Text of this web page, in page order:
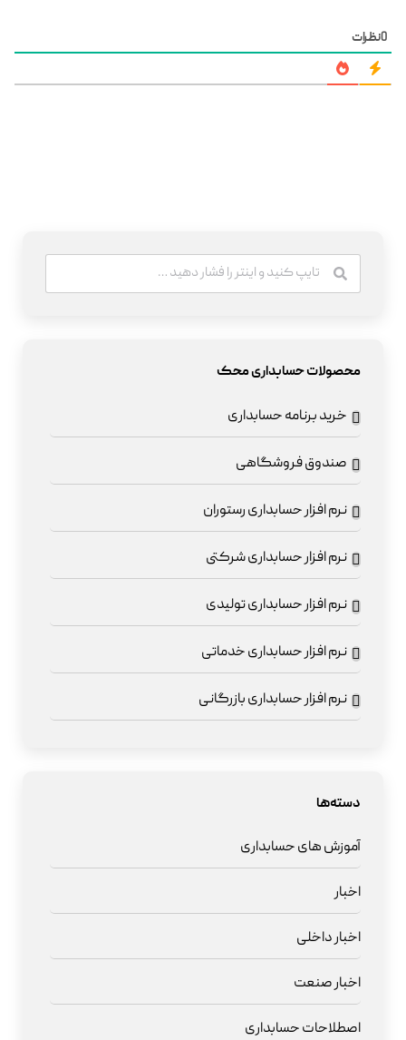
0نظرات
محصولات حسابداری محک
خرید برنامه حسابداری
صندوق فروشگاهی
نرم افزار حسابداری رستوران
نرم افزار حسابداری شرکتی
نرم افزار حسابداری تولیدی
نرم افزار حسابداری خدماتی
نرم افزار حسابداری بازرگانی
دسته‌ها
آموزش های حسابداری
اخبار
اخبار داخلی
اخبار صنعت
اصطلاحات حسابداری